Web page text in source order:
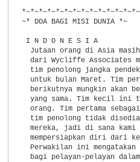
~* DOA BAGI MISI DUNIA *~
I N D O N E S I A
Jutaan orang di Asia
dari Wycliffe Associates
tim penolong jangka
untuk bulan Maret. Tim
berikutnya mungkin akan
yang sama. Tim kecil ini
orang. Tim pertama
tim penolong tidak
mereka, jadi di sana kami
mempersiapkan diri dari
Perwakilan ini mengatakan
bagi pelayan-pelayan